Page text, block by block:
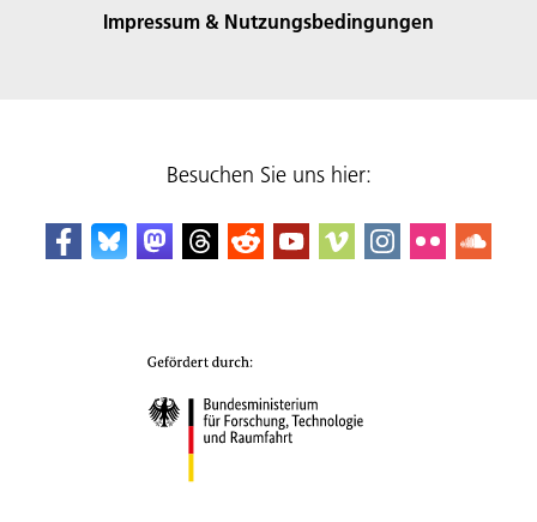
Impressum & Nutzungsbedingungen
Besuchen Sie uns hier: